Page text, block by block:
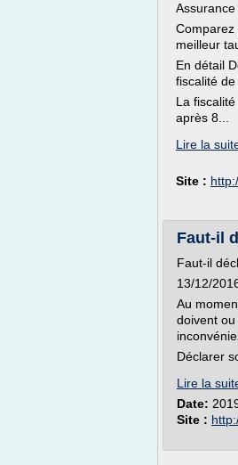
meilleur
En détail
fiscalité de
La
après 8...
Lire la
Site :
Faut-il
Faut-il
13/12/
Au
doivent
Déclarer
Lire la
Date:
Site :